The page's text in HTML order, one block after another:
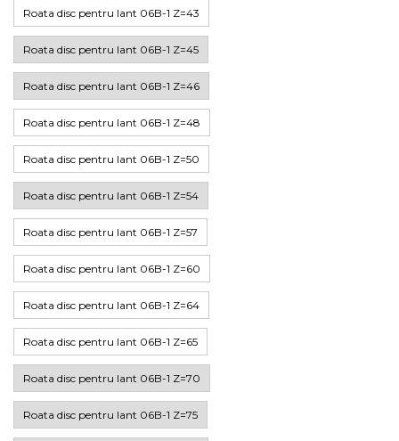
Roata disc pentru lant 06B-1 Z=43
Roata disc pentru lant 06B-1 Z=45
Roata disc pentru lant 06B-1 Z=46
Roata disc pentru lant 06B-1 Z=48
Roata disc pentru lant 06B-1 Z=50
Roata disc pentru lant 06B-1 Z=54
Roata disc pentru lant 06B-1 Z=57
Roata disc pentru lant 06B-1 Z=60
Roata disc pentru lant 06B-1 Z=64
Roata disc pentru lant 06B-1 Z=65
Roata disc pentru lant 06B-1 Z=70
Roata disc pentru lant 06B-1 Z=75